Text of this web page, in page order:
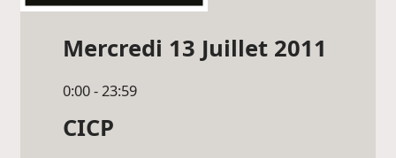
Mercredi 13 Juillet 2011
0:00 - 23:59
CICP